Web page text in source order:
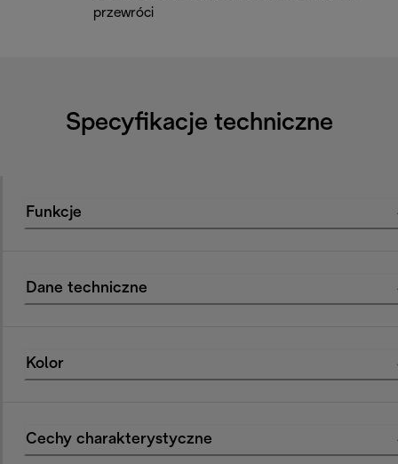
przewróci
Specyfikacje techniczne
Funkcje
Dane techniczne
Kolor
Cechy charakterystyczne